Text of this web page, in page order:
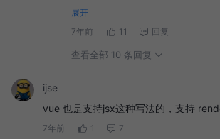
多的话，写法可以随意写。如果
人 还要看 开发规范 还有 组件文
里面定义好并注释，后面参与开
的 的确比 vue 的好。。
展开
7年前
11 回复
查看全部 10 条回复
ijse
vue 也是支持jsx这种写法的，支持
7年前 1 7